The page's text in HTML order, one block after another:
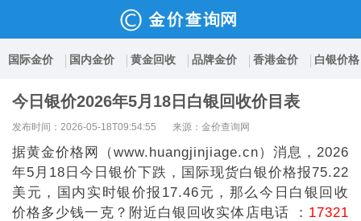
国际金价 国内金价 黄金回收 品牌金价 香港金价 白银价格
今日银价2026年5月18日白银回收价目表
发布时间：2026-05-18T09:54:55 来源：金价查询网
据黄金价格网（www.huangjinjiage.cn）消息，2026
年5月18日今日银价下跌，国际现货白银价格报75.22
美元，国内实时银价报17.46元，那么今日白银回收
价格多少钱一克？附近白银回收实体店电话 ： 17321